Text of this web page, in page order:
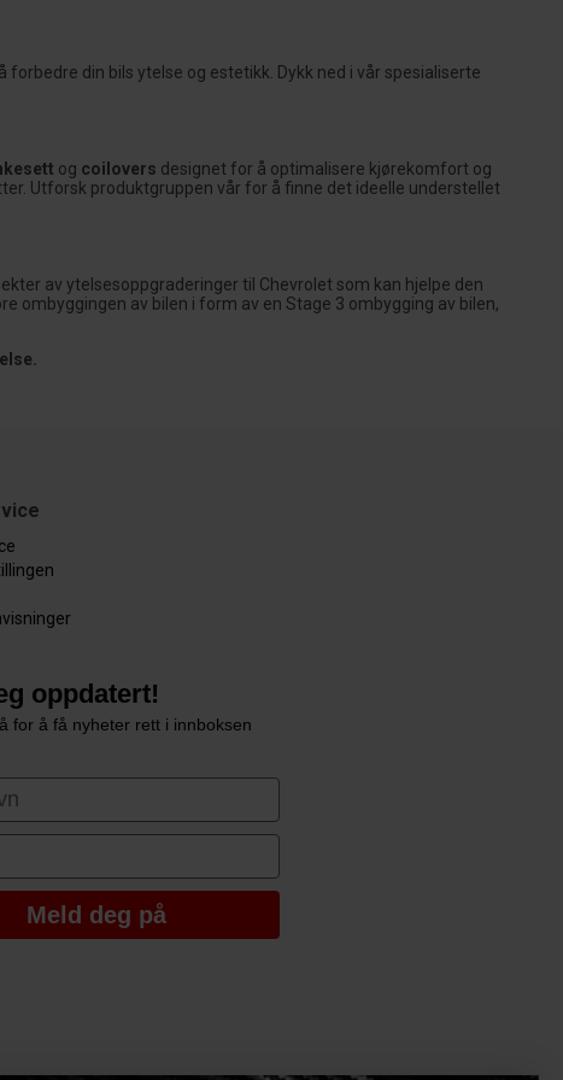
din bils ytelse og estetikk. Dykk ned i vår spesialiserte
og coilovers designet for å optimalisere kjørekomfort og
Utforsk produktgruppen vår for å finne det ideelle understellet
av ytelsesoppgraderinger til Chevrolet som kan hjelpe den
ombyggingen av bilen i form av en Stage 3 ombygging av bilen,
oppdatert!
for å få nyheter rett i innboksen
Meld deg på